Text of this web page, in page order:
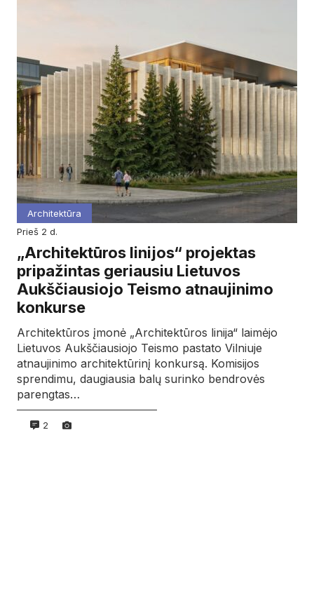
Architektūra
prieš 2 d.
„Architektūros linijos“ projektas
pripažintas geriausiu Lietuvos
Aukščiausiojo Teismo atnaujinimo
konkurse
Architektūros įmonė „Architektūros linija“ laimėjo
Lietuvos Aukščiausiojo Teismo pastato Vilniuje
atnaujinimo architektūrinį konkursą. Komisijos
sprendimu, daugiausia balų surinko bendrovės
parengtas…
2